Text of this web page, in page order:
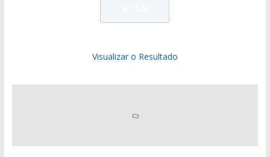
Visualizar o Resultado